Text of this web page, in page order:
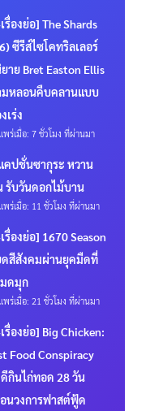
รื่องย่อ] The Shards
ซีรีส์ไซโคทริลเลอร์
าย Bret Easton Ellis
มหลอนคืบคลานแบบ
เร่ง
พร่เมื่อ: 7 ชั่วโมง ที่ผ่านมา
คปชั่นซากุระ หวาน
รับวันดอกไม้บาน
พร่เมื่อ: 11 ชั่วโมง ที่ผ่านมา
รื่องย่อ] 1670 Season
ดสีสังคมผ่านยุคมืดที่
ดมุก
พร่เมื่อ: 21 ชั่วโมง ที่ผ่านมา
รื่องย่อ] Big Chicken:
Food Conspiracy
กินไก่ทอด 28 วัน
นวงการฟาสต์ฟู้ด